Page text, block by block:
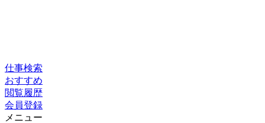
仕事検索
おすすめ
閲覧履歴
会員登録
メニュー